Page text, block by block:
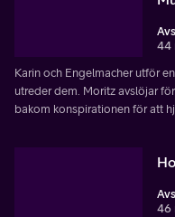
44
Karin och Engelmacher utför
utreder dem. Moritz avslöjar
bakom konspirationen för att
46